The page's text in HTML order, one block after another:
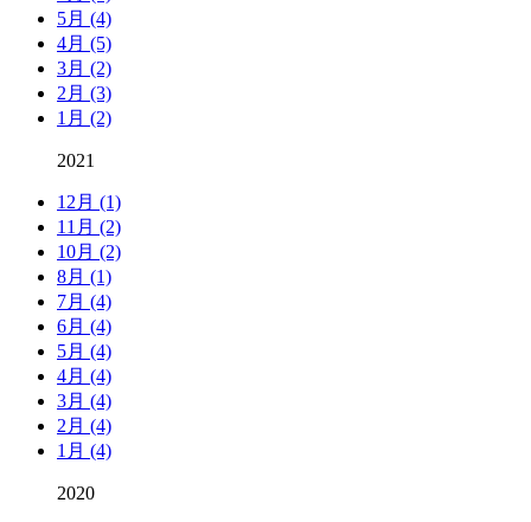
5月 (4)
4月 (5)
3月 (2)
2月 (3)
1月 (2)
2021
12月 (1)
11月 (2)
10月 (2)
8月 (1)
7月 (4)
6月 (4)
5月 (4)
4月 (4)
3月 (4)
2月 (4)
1月 (4)
2020